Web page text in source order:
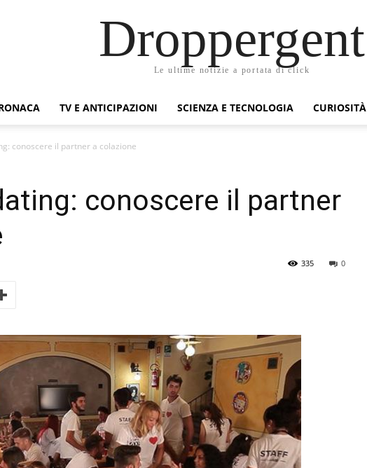
Droppergent
Le ultime notizie a portata di click
TV E ANTICIPAZIONI SCIENZA E TECNOLOGIA CURIOSITÀ
conoscere il partner a colazione
conoscere il partner
0
335